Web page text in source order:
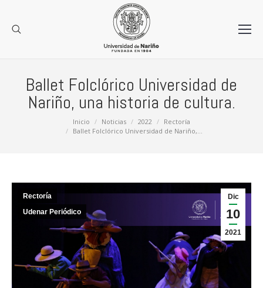
Ballet Folclórico Universidad de
Nariño, una historia de cultura.
Inicio Noticias 2022
Rectoría
Ballet Folclórico Universidad de Nariño,…
Dic
10
2021
Rectoría
Udenar Periódico